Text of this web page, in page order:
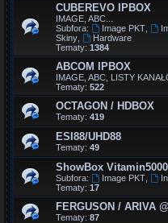
CUBEREVO IPBOX
IMAGE, ABC...
Subfora:
Image PKT,
Skiny
Hardware
Tematy: 1384
ABCOM IPBOX
IMAGE, ABC, LISTY
Tematy: 522
OCTAGON / HDBOX
Tematy: 419
ESI88/UHD88
Tematy: 49
ShowBox
Subfora: Image PKT,
Tematy: 17
FERGUSON / ARIVA
Tematy: 87